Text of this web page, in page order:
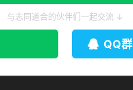
与志同道合的伙伴们一起交流 ↓
QQ群